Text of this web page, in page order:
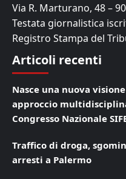
Via R. Marturano, 48 –
Testata giornalistica
Registro Stampa del
Articoli recenti
Nasce una nuova
approccio
Congresso Nazionale
Traffico di droga,
arresti a Palermo